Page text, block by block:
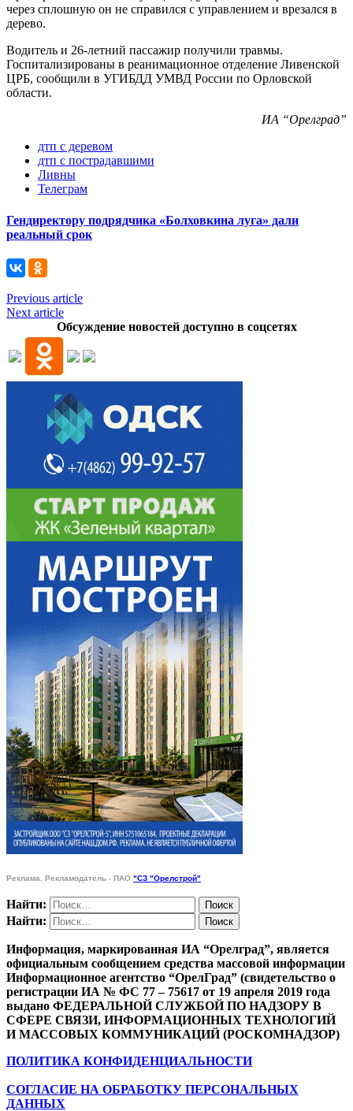
через сплошную он не справился с управлением и врезался в
дерево.
Водитель и 26-летний пассажир получили травмы.
Госпитализированы в реанимационное отделение Ливенской
ЦРБ, сообщили в УГИБДД УМВД России по Орловской
области.
ИА “Орелград”
дтп с деревом
дтп с пострадавшими
Ливны
Телеграм
Гендиректору подрядчика «Болховкина луга» дали
реальный срок
Previous article
Next article
Обсуждение новостей доступно в соцсетях
Реклама. Рекламодатель - ПАО "СЗ "Орелстрой"
Найти:
Найти:
Информация, маркированная ИА “Орелград”, является
официальным сообщением средства массовой информации
Информационное агентство “ОрелГрад” (свидетельство о
регистрации ИА № ФС 77 – 75617 от 19 апреля 2019 года
выдано ФЕДЕРАЛЬНОЙ СЛУЖБОЙ ПО НАДЗОРУ В
СФЕРЕ СВЯЗИ, ИНФОРМАЦИОННЫХ ТЕХНОЛОГИЙ
И МАССОВЫХ КОММУНИКАЦИЙ (РОСКОМНАДЗОР)
ПОЛИТИКА КОНФИДЕНЦИАЛЬНОСТИ
СОГЛАСИЕ НА ОБРАБОТКУ ПЕРСОНАЛЬНЫХ
ДАННЫХ